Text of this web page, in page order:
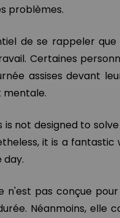
problèmes.
de se rappeler
Certaines
assises devant
mentale.
is not designed to
it is a
day.
n'est pas conçue
Néanmoins, elle